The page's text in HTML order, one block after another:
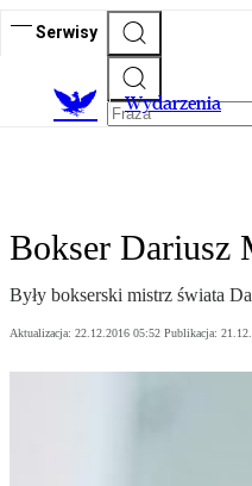
Serwisy
Wydarzenia
Bokser Dariusz
Były bokserski mistrz świata
Aktualizacja: 22.12.2016 05:52 Publikacja: